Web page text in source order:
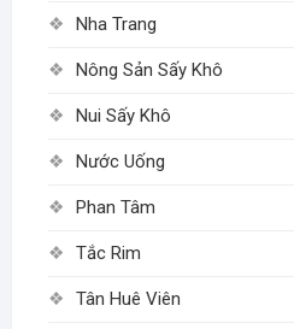
Nha Trang
Nông Sản Sấy Khô
Nui Sấy Khô
Nước Uống
Phan Tâm
Tắc Rim
Tân Huê Viên